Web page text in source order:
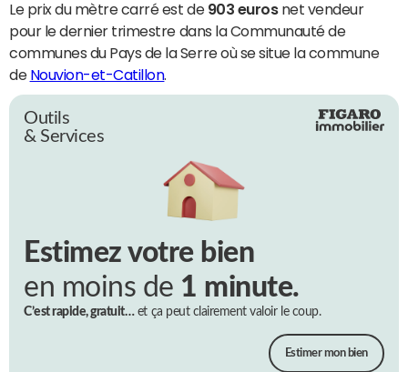
Le prix du mètre carré est de 903 eurosnet vendeur
pour le dernier trimestre dans la Communauté de
communes du Pays de la Serre où se situe la commune
de Nouvion-et-Catillon.
Outils
& Services
Estimez votre bien
en moins de 1 minute.
C’est rapide, gratuit…et ça peut clairement valoir le coup.
Estimer mon bien